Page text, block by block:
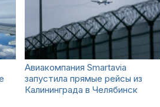
Авиакомпания Smartavia
запустила прямые рейсы из
Калининграда в Челябинск